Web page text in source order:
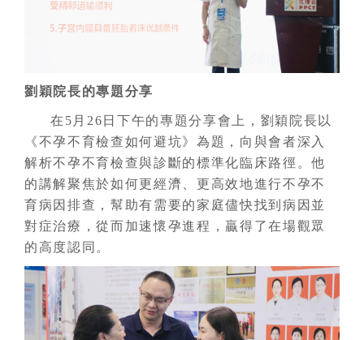
劉穎院長的專題分享
在5月26日下午的專題分享會上，劉穎院長以
《不孕不育檢查如何避坑》為題，向與會者深入
解析不孕不育檢查與診斷的標準化臨床路徑。他
的講解聚焦於如何更經濟、更高效地進行不孕不
育病因排查，幫助有需要的家庭儘快找到病因並
對症治療，從而加速懷孕進程，贏得了在場觀眾
的高度認同。